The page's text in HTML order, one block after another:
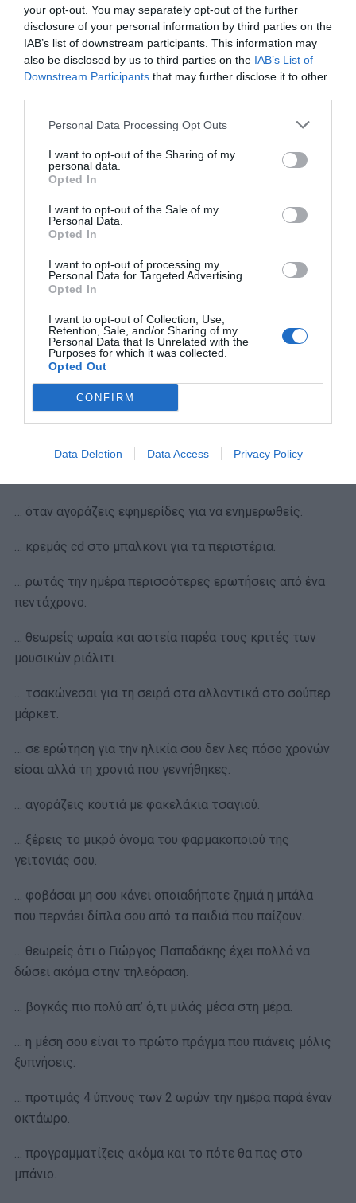
your opt-out. You may separately opt-out of the further
disclosure of your personal information by third parties on the
IAB’s list of downstream participants. This information may
also be disclosed by us to third parties on the IAB’s List of
Downstream Participants that may further disclose it to other
Personal Data Processing Opt Outs
I want to opt-out of the Sharing of my
personal data.
Opted In
I want to opt-out of the Sale of my
Personal Data.
Opted In
I want to opt-out of processing my
Personal Data for Targeted Advertising.
Opted In
I want to opt-out of Collection, Use,
Retention, Sale, and/or Sharing of my
Personal Data that Is Unrelated with the
Purposes for which it was collected.
Opted Out
CONFIRM
Data Deletion Data Access Privacy Policy
… παρακολουθείς συνταγές μαγειρικής.
… χάνεις την επαφή σου με τα νέα μέσα κοινωνικής
δικτύωσης.
… μιλάς στα φυτά στις γλάστρες σου.
… βρίσκεις μια μαύρη τρίχα μέσα στις άσπρες.
… κλείνεις διακοπές στην Αιδηψό.
… ξεκινάς κουβέντα με ταξιτζή.
… ξεκινάς κουβέντα σε ουρές ΑΤΜ, εφορίες κτλ.
… κάνεις ζάπινγκ περιμένοντας να πέσεις στο Ρετιρέ.
… όταν πας σε καφενείο.
… όταν πας σε καφενείο να δεις το Σ/Κ αγώνες Super
… όταν αγοράζεις εφημερίδες για να ενημερωθείς.
… κρεμάς cd στο μπαλκόνι για τα περιστέρια.
… ρωτάς την ημέρα περισσότερες ερωτήσεις από ένα
πεντάχρονο.
… θεωρείς ωραία και αστεία παρέα τους κριτές των
μουσικών ριάλιτι.
… τσακώνεσαι για τη σειρά στα αλλαντικά στο σούπερ
μάρκετ.
… σε ερώτηση για την ηλικία σου δεν λες πόσο χρονών
είσαι αλλά τη χρονιά που γεννήθηκες.
… αγοράζεις κουτιά με φακελάκια τσαγιού.
… ξέρεις το μικρό όνομα του φαρμακοποιού της
γειτονιάς σου.
… φοβάσαι μη σου κάνει οποιαδήποτε ζημιά η μπάλα
που περνάει δίπλα σου από τα παιδιά που παίζουν.
… θεωρείς ότι ο Γιώργος Παπαδάκης έχει πολλά να
δώσει ακόμα στην τηλεόραση.
… βογκάς πιο πολύ απ’ ό,τι μιλάς μέσα στη μέρα.
… η μέση σου είναι το πρώτο πράγμα που πιάνεις μόλις
ξυπνήσεις.
… προτιμάς 4 ύπνους των 2 ωρών την ημέρα παρά έναν
οκτάωρο.
… προγραμματίζεις ακόμα και το πότε θα πας στο
μπάνιο.